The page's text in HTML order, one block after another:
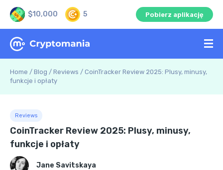
$10,000 5 Pobierz aplikację
Home / Blog / Reviews / CoinTracker Review 2025: Plusy, minusy,
funkcje i opłaty
Reviews
CoinTracker Review 2025: Plusy, minusy,
funkcje i opłaty
Jane Savitskaya